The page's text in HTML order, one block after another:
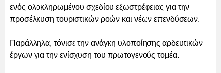
ενός ολοκληρωμένου σχεδίου εξωστρέφειας για την
προσέλκυση τουριστικών ροών και νέων επενδύσεων.
Παράλληλα, τόνισε την ανάγκη υλοποίησης αρδευτικών
έργων για την ενίσχυση του πρωτογενούς τομέα.